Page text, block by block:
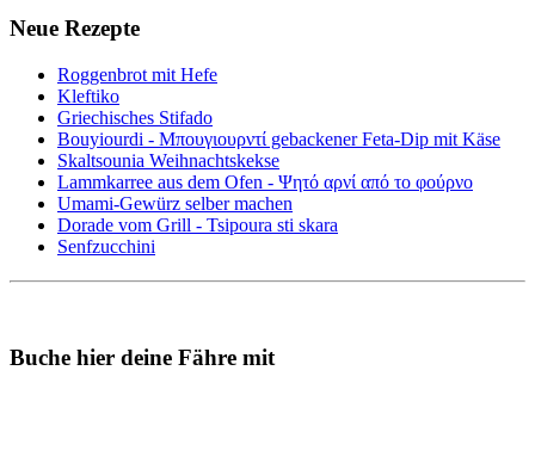
Neue Rezepte
Roggenbrot mit Hefe
Kleftiko
Griechisches Stifado
Bouyiourdi - Μπουγιουρντί gebackener Feta-Dip mit Käse
Skaltsounia Weihnachtskekse
Lammkarree aus dem Ofen - Ψητό αρνί από το φούρνο
Umami-Gewürz selber machen
Dorade vom Grill - Tsipoura sti skara
Senfzucchini
Buche hier deine Fähre mit